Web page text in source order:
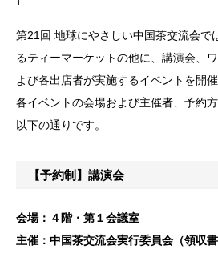
第21回 地球にやさしい中国茶交流会で
るティーマーケットの他に、講演会、
よび各出店者が実施するイベントを開催
各イベントの会場および主催者、予約
以下の通りです。
【予約制】講演会
会場：４階・第１会議室
主催：中国茶交流会実行委員会（領収書